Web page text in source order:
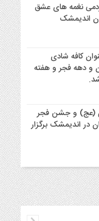
نغمه های عشق
اندیمشک
کافه شادی
و دهه فجر و هفته
(عج) و جشن فجر
در اندیمشک برگزار